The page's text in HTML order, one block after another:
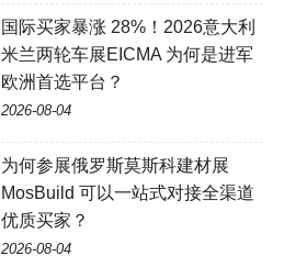
国际买家暴涨 28%！2026意大利
米兰两轮车展EICMA 为何是进军
欧洲首选平台？
2026-08-04
为何参展俄罗斯莫斯科建材展
MosBuild 可以一站式对接全渠道
优质买家？
2026-08-04